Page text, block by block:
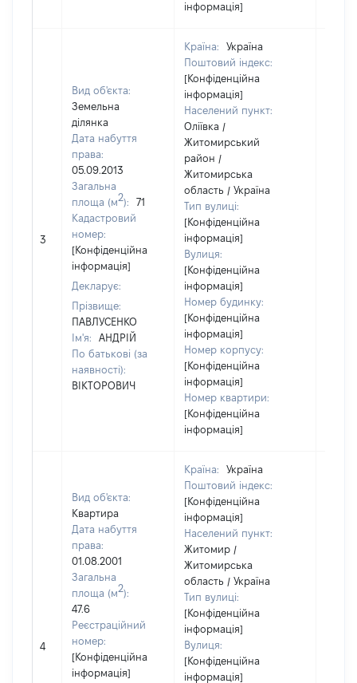
інформація]
3
Вид об'єкта:
Земельна
ділянка
Дата набуття
права:
05.09.2013
Загальна
площа (м2):
71
Кадастровий
номер:
[Конфіденційна
інформація]
Декларує:
Прізвище:
ПАВЛУСЕНКО
Ім'я:
АНДРІЙ
По батькові (за
наявності):
ВІКТОРОВИЧ
Країна:
Україна
Поштовий індекс:
[Конфіденційна
інформація]
Населений пункт:
Оліївка /
Житомирський
район /
Житомирська
область / Україна
Тип вулиці:
[Конфіденційна
інформація]
Вулиця:
[Конфіденційна
інформація]
Номер будинку:
[Конфіденційна
інформація]
Номер корпусу:
[Конфіденційна
інформація]
Номер квартири:
[Конфіденційна
інформація]
4
Вид об'єкта:
Квартира
Дата набуття
права:
01.08.2001
Загальна
площа (м2):
47.6
Реєстраційний
номер:
[Конфіденційна
інформація]
Країна:
Україна
Поштовий індекс:
[Конфіденційна
інформація]
Населений пункт:
Житомир /
Житомирська
область / Україна
Тип вулиці:
[Конфіденційна
інформація]
Вулиця:
[Конфіденційна
інформація]